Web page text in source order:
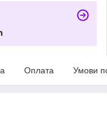
Оплата Умови